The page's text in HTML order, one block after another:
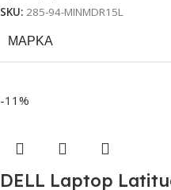
SKU: 285-94-MINMDR15L
ΜΆΡΚΑ
-11%
DELL Laptop